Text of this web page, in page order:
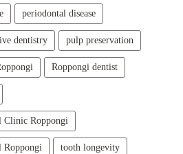
periodontal disease
dentistry pulp preservation
Roppongi dentist
Clinic Roppongi
Roppongi tooth longevity